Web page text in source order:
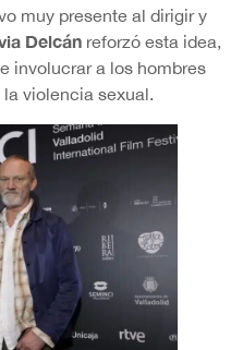
muy presente al dirigir y
Delcán reforzó esta idea,
involucrar a los hombres
violencia sexual.